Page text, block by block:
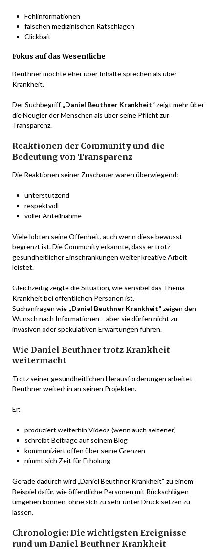
Fehlinformationen
falschen medizinischen Ratschlägen
Clickbait
Fokus auf das Wesentliche
Beuthner möchte eher über Inhalte sprechen als über
Krankheit.
Der Suchbegriff„Daniel Beuthner Krankheit“zeigt mehr über
die Neugier der Menschen als über seine Pflicht zur
Transparenz.
Reaktionen der Community und die
Bedeutung von Transparenz
Die Reaktionen seiner Zuschauer waren überwiegend:
unterstützend
respektvoll
voller Anteilnahme
Viele lobten seine Offenheit, auch wenn diese bewusst
begrenzt ist. Die Community erkannte, dass er trotz
gesundheitlicher Einschränkungen weiter kreative Arbeit
leistet.
Gleichzeitig zeigte die Situation, wie sensibel das Thema
Krankheit bei öffentlichen Personen ist.
Suchanfragen wie „Daniel Beuthner Krankheit“zeigen den
Wunsch nach Informationen – aber sie dürfen nicht zu
invasiven oder spekulativen Erwartungen führen.
Wie Daniel Beuthner trotz Krankheit
weitermacht
Trotz seiner gesundheitlichen Herausforderungen arbeitet
Beuthner weiterhin an seinen Projekten.
Er:
produziert weiterhin Videos (wenn auch seltener)
schreibt Beiträge auf seinem Blog
kommuniziert offen über seine Grenzen
nimmt sich Zeit für Erholung
Gerade dadurch wird „Daniel Beuthner Krankheit“ zu einem
Beispiel dafür, wie öffentliche Personen mit Rückschlägen
umgehen können, ohne sich zu sehr unter Druck setzen zu
lassen.
Chronologie: Die wichtigsten Ereignisse
rund um Daniel Beuthner Krankheit